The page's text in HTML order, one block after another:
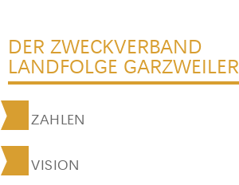
DER ZWECKVERBAND
LANDFOLGE GARZWEILER
ZAHLEN
VISION